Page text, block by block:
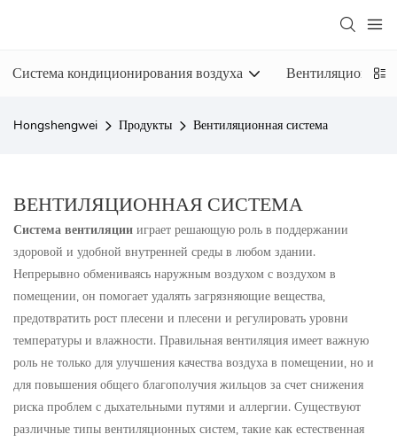
Система кондиционирования воздуха Вентиляционная
Hongshengwei Продукты Вентиляционная система
ВЕНТИЛЯЦИОННАЯ СИСТЕМА
Система вентиляции играет решающую роль в поддержании
здоровой и удобной внутренней среды в любом здании.
Непрерывно обмениваясь наружным воздухом с воздухом в
помещении, он помогает удалять загрязняющие вещества,
предотвратить рост плесени и плесени и регулировать уровни
температуры и влажности. Правильная вентиляция имеет важную
роль не только для улучшения качества воздуха в помещении, но и
для повышения общего благополучия жильцов за счет снижения
риска проблем с дыхательными путями и аллергии. Существуют
различные типы вентиляционных систем, такие как естественная